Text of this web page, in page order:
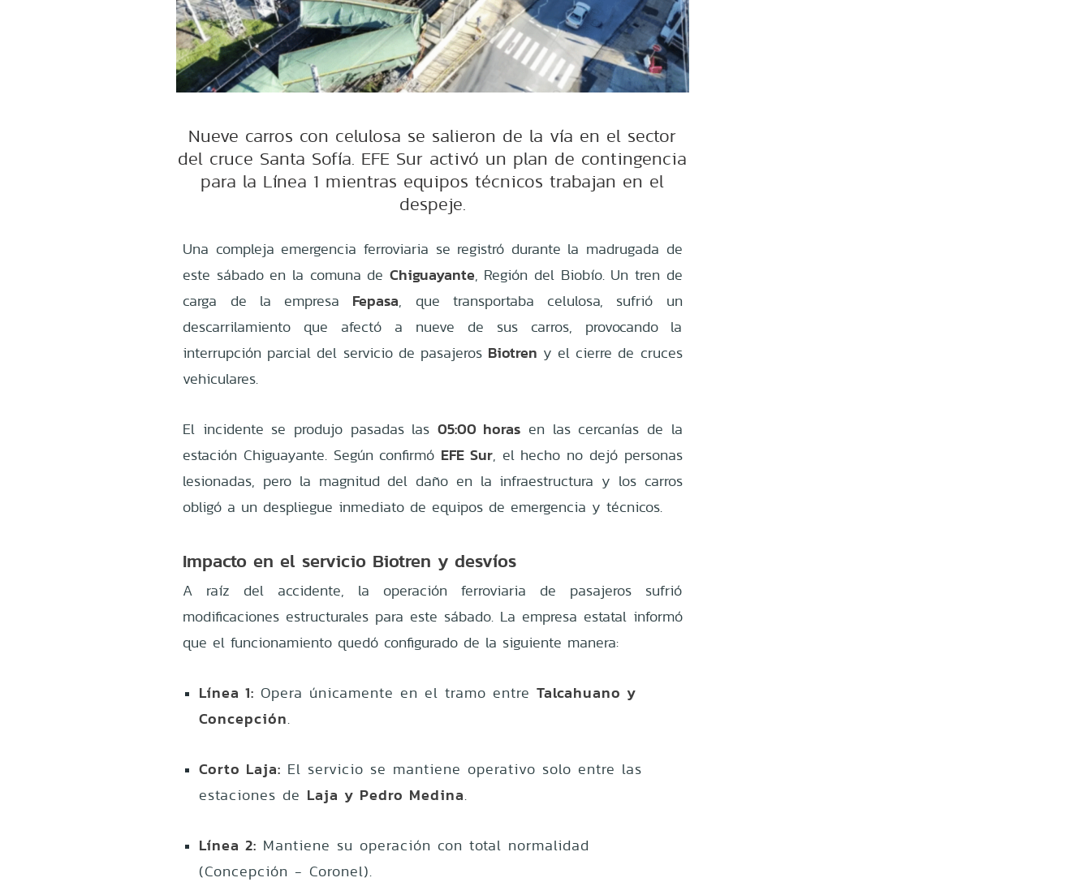
Nueve carros con celulosa se salieron de la vía en el sector
del cruce Santa Sofía. EFE Sur activó un plan de contingencia
para la Línea 1 mientras equipos técnicos trabajan en el
despeje.
Una compleja emergencia ferroviaria se registró durante la madrugada de
este sábado en la comuna de Chiguayante, Región del Biobío. Un tren de
carga de la empresa Fepasa, que transportaba celulosa, sufrió un
descarrilamiento que afectó a nueve de sus carros, provocando la
interrupción parcial del servicio de pasajeros Biotren y el cierre de cruces
vehiculares.
El incidente se produjo pasadas las 05:00 horas en las cercanías de la
estación Chiguayante. Según confirmó EFE Sur, el hecho no dejó personas
lesionadas, pero la magnitud del daño en la infraestructura y los carros
obligó a un despliegue inmediato de equipos de emergencia y técnicos.
Impacto en el servicio Biotren y desvíos
A raíz del accidente, la operación ferroviaria de pasajeros sufrió
modificaciones estructurales para este sábado. La empresa estatal informó
que el funcionamiento quedó configurado de la siguiente manera:
Línea 1: Opera únicamente en el tramo entreTalcahuano y
Concepción.
Corto Laja: El servicio se mantiene operativo solo entre las
estaciones de Laja y Pedro Medina.
Línea 2: Mantiene su operación con total normalidad
(Concepción - Coronel).